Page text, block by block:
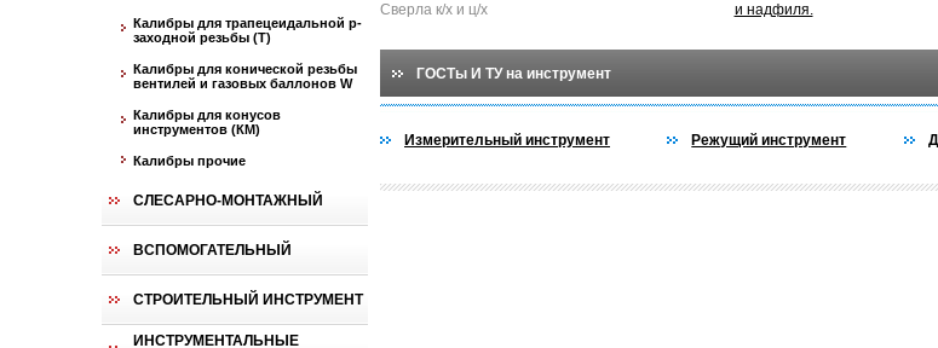
Калибры для трапецеидальной p-
заходной резьбы (T)
Калибры для конической резьбы
вентилей и газовых баллонов W
Калибры для конусов
инструментов (КМ)
Калибры прочие
СЛЕСАРНО-МОНТАЖНЫЙ
ВСПОМОГАТЕЛЬНЫЙ
СТРОИТЕЛЬНЫЙ ИНСТРУМЕНТ
ИНСТРУМЕНТАЛЬНЫЕ
Сверла к/х и ц/х
и надфиля.
ГОСТы И ТУ на инструмент
Измерительный инструмент Режущий инструмент